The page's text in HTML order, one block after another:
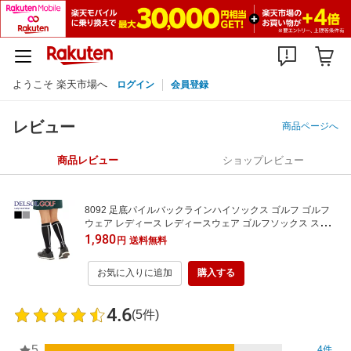
ようこそ 楽天市場へ ログイン 会員登録
レビュー 商品ページへ
商品レビュー ショップレビュー
8092 足底パイルバックラインハイソックス ゴルフ ゴルフ
ウェア レディース レディースウェア ゴルフソックス スポー
ツソックス 疲れにくい 足裏 滑り止め付き ずり落ちにくい
靴下 くつ下 ブラック グレー 黒 デルソル ずれない ギフト プ
レゼント メール便
1,980円 送料無料
お気に入りに追加 購入する
4.6(5件)